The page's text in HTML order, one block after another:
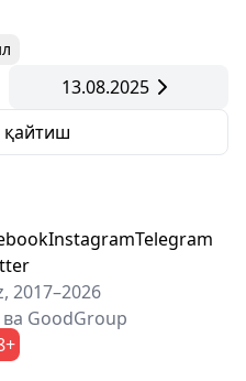
13.08.2025
қайтиш
InstagramTelegram
2017–2026
ва GoodGroup